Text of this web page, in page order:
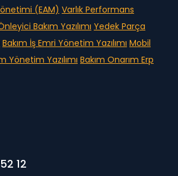
(EAM) Varlık Performans
Bakım Yazılımı Yedek Parça
Bakım İş Emri Yönetim Yazılımı Mobil
Yönetim Yazılımı Bakım Onarım Erp
12